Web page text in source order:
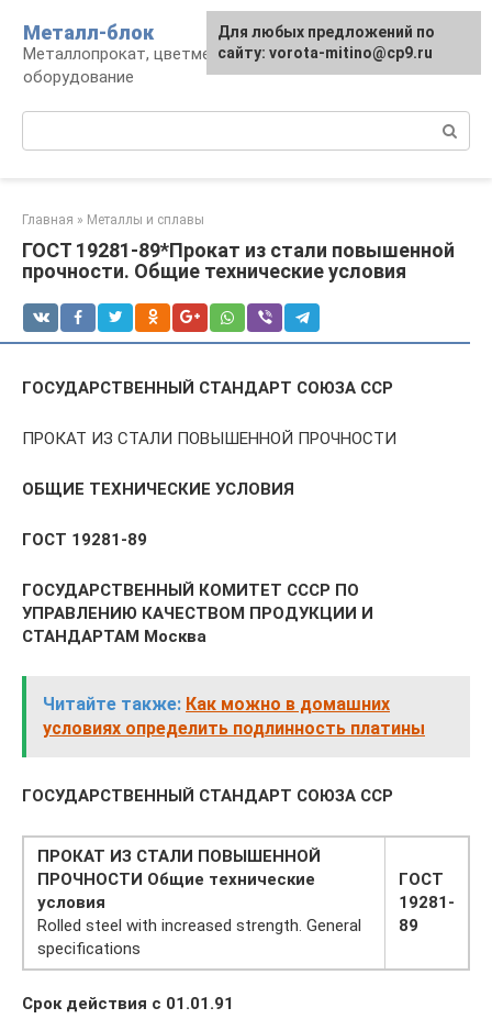
контенту
Металл-блок
Металлопрокат, цветмет, обработка и
оборудование
Главная » Металлы и сплавы
ГОСТ 19281-89*Прокат из стали повышенной
прочности. Общие технические условия
ГОСУДАРСТВЕННЫЙ СТАНДАРТ СОЮЗА ССР
ПРОКАТ ИЗ СТАЛИ ПОВЫШЕННОЙ ПРОЧНОСТИ
ОБЩИЕ ТЕХНИЧЕСКИЕ УСЛОВИЯ
ГОСТ 19281-89
ГОСУДАРСТВЕННЫЙ КОМИТЕТ СССР ПО
УПРАВЛЕНИЮ КАЧЕСТВОМ ПРОДУКЦИИ И
СТАНДАРТАМ Москва
Читайте также: Как можно в домашних
условиях определить подлинность платины
ГОСУДАРСТВЕННЫЙ СТАНДАРТ СОЮЗА ССР
ПРОКАТ ИЗ СТАЛИ ПОВЫШЕННОЙ
ПРОЧНОСТИ Общие технические
условия
Rolled steel with increased strength. General
specifications
ГОСТ
19281-
89
Срок действия с 01.01.91
Для любых предложений по
сайту: vorota-mitino@cp9.ru